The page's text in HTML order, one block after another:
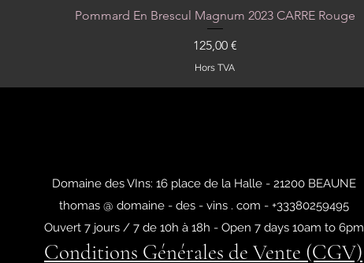
Aperçu rapide
Pommard En Brescul Magnum 2023 CARRE Rouge
Prix
125,00 €
Hors TVA
Domaine des VIns: 16 place de la Halle - 21200 BEAUNE
thomas @ domaine - des - vins . com - +33380259495
Ouvert 7 jours / 7 de 10h à 18h - Open 7 days 10am to 6pm
Conditions Générales de Vente (CGV)